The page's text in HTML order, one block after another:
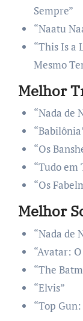
Sempre”
“Naatu
“This Is a
Mesmo
Melhor
“Nada de
“Os
“Tudo em
“Os
Melhor
“Nada de
“Avatar:
“The
“Elvis”
“Top